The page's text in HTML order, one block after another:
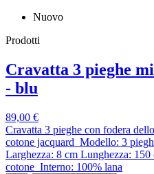
Nuovo
Prodotti
Cravatta 3 pieghe
- blu
89,00 €
Cravatta 3 pieghe con fodera
cotone jacquard Modello: 3
Larghezza: 8 cm Lunghezza: 150
cotone Interno: 100% lana